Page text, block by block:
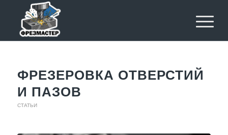
ФРЕЗЕРОВКА ОТВЕРСТИЙ
И ПАЗОВ
СТАТЬИ